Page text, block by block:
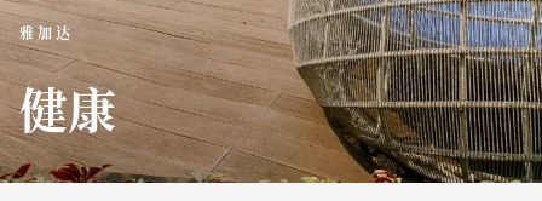
雅加达
健康